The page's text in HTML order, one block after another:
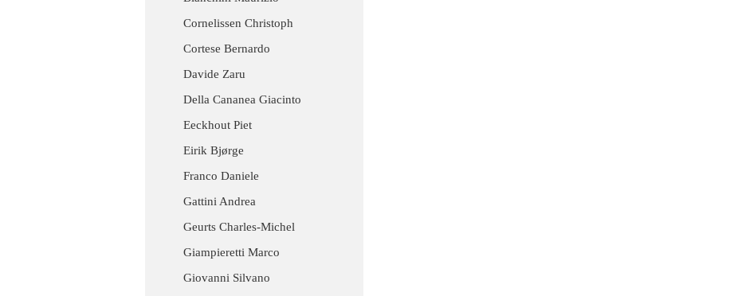
Cornelissen Christoph
Cortese Bernardo
Davide Zaru
Della Cananea Giacinto
Eeckhout Piet
Eirik Bjørge
Franco Daniele
Gattini Andrea
Geurts Charles-Michel
Giampieretti Marco
Giovanni Silvano